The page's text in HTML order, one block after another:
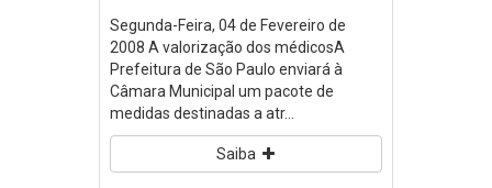
Segunda-Feira, 04 de Fevereiro de
2008 A valorização dos médicosA
Prefeitura de São Paulo enviará à
Câmara Municipal um pacote de
medidas destinadas a atr...
Saiba